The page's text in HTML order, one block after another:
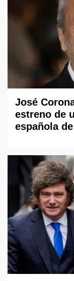
José
estreno de
española